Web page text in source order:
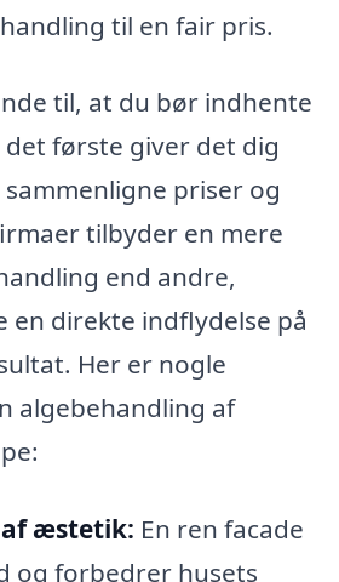
til en fair pris.
til, at du bør indhente
første giver det dig
priser og
tilbyder en mere
end andre,
en direkte indflydelse på
Her er nogle
algebehandling af
æstetik: En ren facade
og forbedrer husets